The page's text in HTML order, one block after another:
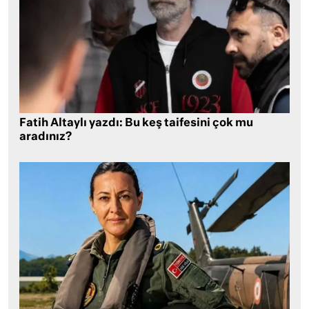
Fatih Altaylı yazdı: Bu keş taifesini çok mu
aradınız?